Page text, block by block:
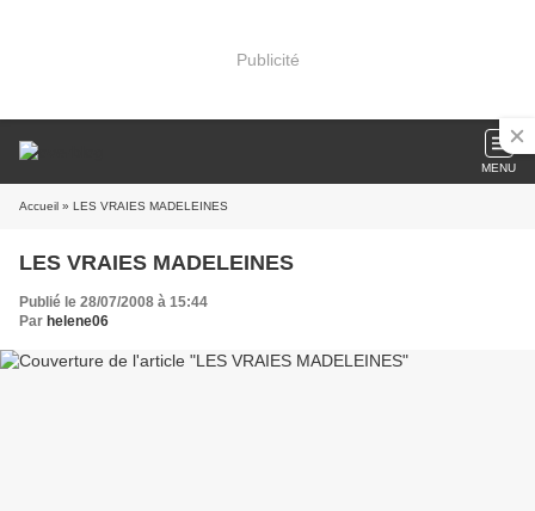
Publicité
MENU
Accueil » LES VRAIES MADELEINES
LES VRAIES MADELEINES
Publié le 28/07/2008 à 15:44
Par helene06